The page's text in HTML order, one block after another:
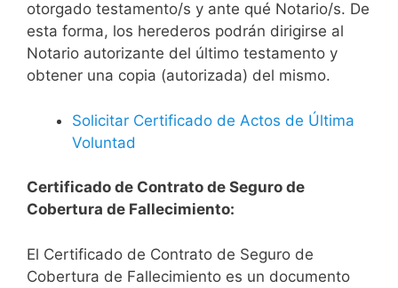
otorgado testamento/s y ante qué Notario/s. De
esta forma, los herederos podrán dirigirse al
Notario autorizante del último testamento y
obtener una copia (autorizada) del mismo.
Solicitar Certificado de Actos de Última
Voluntad
Certificado de Contrato de Seguro de
Cobertura de Fallecimiento:
El Certificado de Contrato de Seguro de
Cobertura de Fallecimiento es un documento